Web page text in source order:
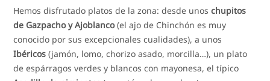
Hemos disfrutado platos de la zona: desde unoschupitos
de Gazpacho y Ajoblanco(el ajo de Chinchón es muy
conocido por sus excepcionales cualidades), a unos
Ibéricos (jamón, lomo, chorizo asado, morcilla…), un plato
de espárragos verdes y blancos con mayonesa, el típico